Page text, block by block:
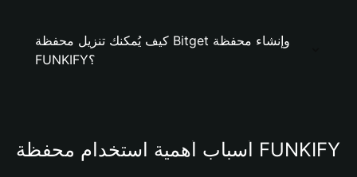
كيف يُمكنك تنزيل محفظة Bitget وإنشاء محفظة
FUNKIFY؟
أسباب أهمية استخدام محفظة FUNKIFY